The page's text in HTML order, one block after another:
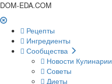
DOM-EDA.COM
Рецепты
Ингредиенты
Сообщества
Новости Кулинарии
Советы
Диеты